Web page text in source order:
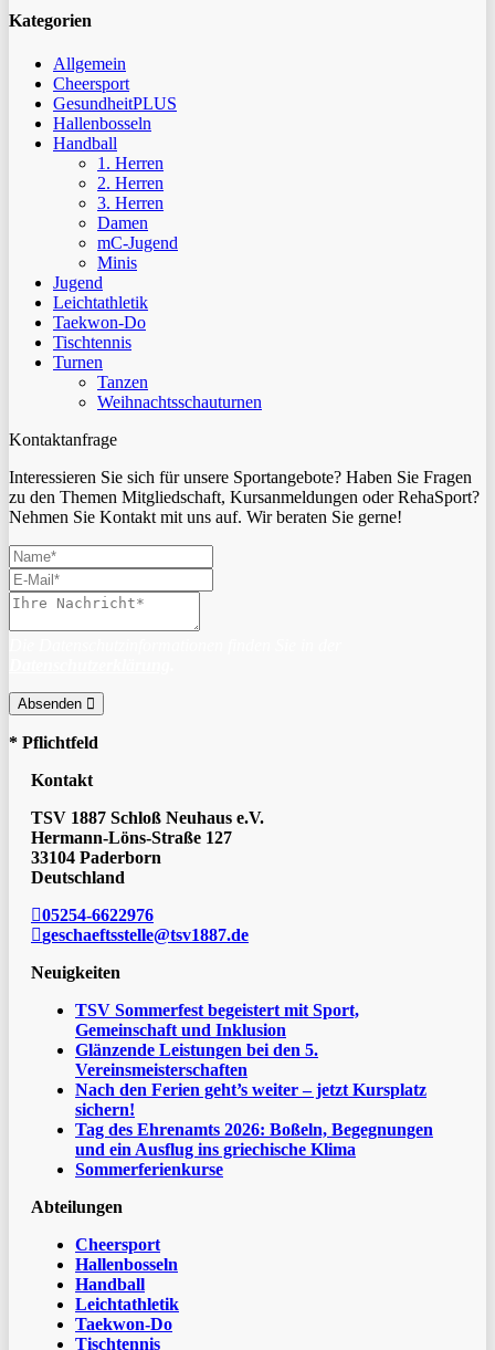
Kategorien
Allgemein
Cheersport
GesundheitPLUS
Hallenbosseln
Handball
1. Herren
2. Herren
3. Herren
Damen
mC-Jugend
Minis
Jugend
Leichtathletik
Taekwon-Do
Tischtennis
Turnen
Tanzen
Weihnachtsschauturnen
Kontaktanfrage
Interessieren Sie sich für unsere Sportangebote? Haben Sie Fragen
zu den Themen Mitgliedschaft, Kursanmeldungen oder RehaSport?
Nehmen Sie Kontakt mit uns auf. Wir beraten Sie gerne!
Absenden
* Pflichtfeld
Kontakt
TSV 1887 Schloß Neuhaus e.V.
Hermann-Löns-Straße 127
33104 Paderborn
Deutschland
05254-6622976
geschaeftsstelle@tsv1887.de
Neuigkeiten
TSV Sommerfest begeistert mit Sport,
Gemeinschaft und Inklusion
Glänzende Leistungen bei den 5.
Vereinsmeisterschaften
Nach den Ferien geht’s weiter – jetzt Kursplatz
sichern!
Tag des Ehrenamts 2026: Boßeln, Begegnungen
und ein Ausflug ins griechische Klima
Sommerferienkurse
Abteilungen
Cheersport
Hallenbosseln
Handball
Leichtathletik
Taekwon-Do
Tischtennis